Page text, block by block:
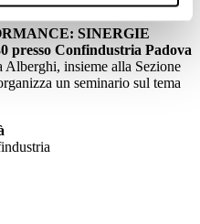
SINERGIE
presso Confindustria Padova
insieme alla Sezione
un seminario sul tema